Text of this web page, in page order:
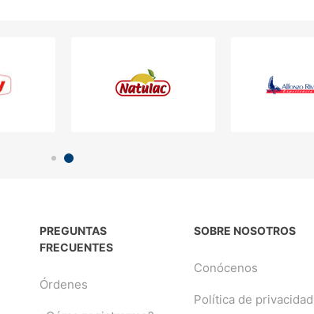
PREGUNTAS
FRECUENTES
Órdenes
SOBRE NOSOTROS
Conócenos
Política de privacidad